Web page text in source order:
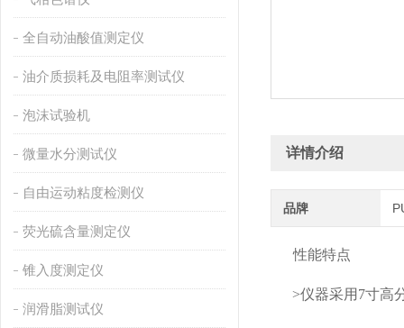
全自动油酸值测定仪
油介质损耗及电阻率测试仪
泡沫试验机
微量水分测试仪
自由运动粘度检测仪
荧光硫含量测定仪
锥入度测定仪
润滑脂测试仪
详情介绍
品牌
性能特点
>仪器采用7寸高